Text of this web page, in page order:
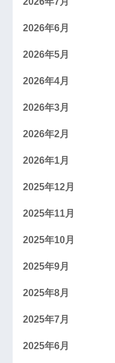
2026年6月
2026年5月
2026年4月
2026年3月
2026年2月
2026年1月
2025年12月
2025年11月
2025年10月
2025年9月
2025年8月
2025年7月
2025年6月